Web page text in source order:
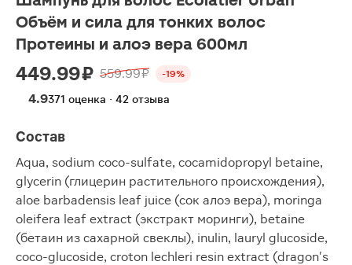
Объём и сила для тонких волос
Протеины и алоэ вера 600мл
449.99 ₽ 559.99 ₽ -19%
4.9371 оценка · 42 отзыва
Состав
Aqua, sodium coco-sulfate, cocamidopropyl betaine,
glycerin (глицерин растительного происхождения),
aloe barbadensis leaf juice (сок алоэ вера), moringa
oleifera leaf extract (экстракт моринги), betaine
(бетаин из сахарной свеклы), inulin, lauryl glucoside,
coco-glucoside, croton lechleri resin extract (dragon's